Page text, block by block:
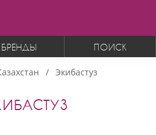
БРЕНДЫ ПОИСК
Экибастуз